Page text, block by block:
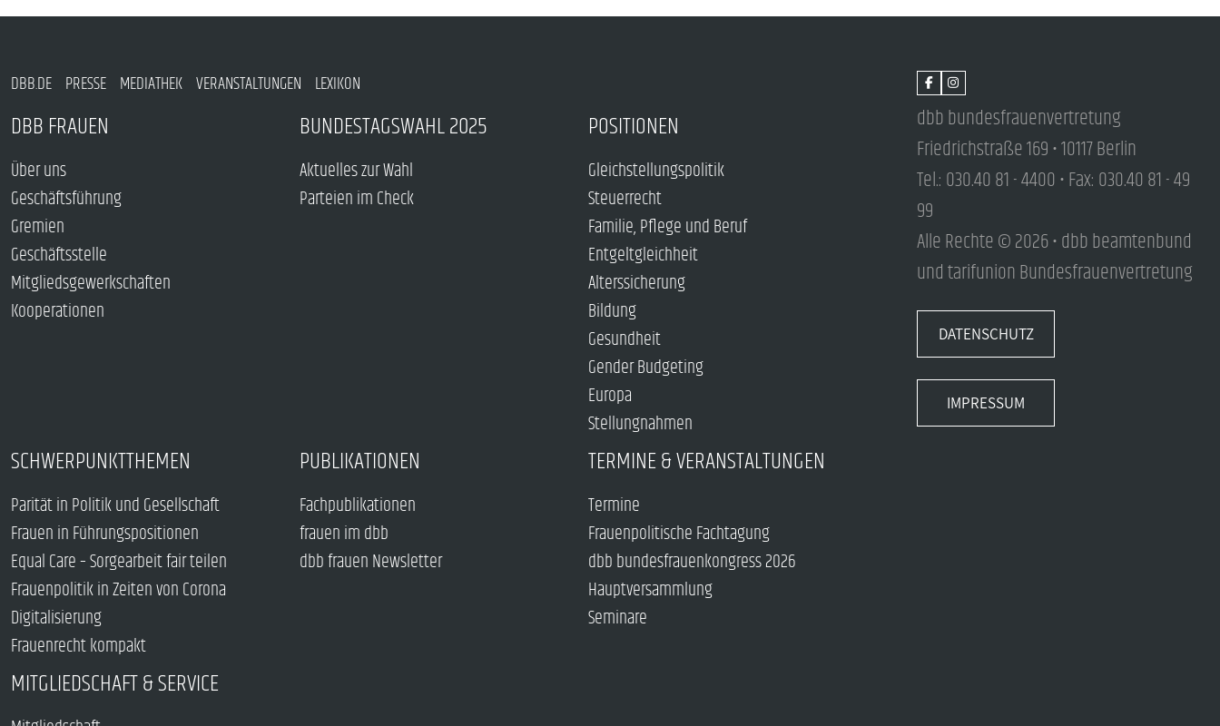
DBB.DE PRESSE MEDIATHEK VERANSTALTUNGEN LEXIKON
DBB FRAUEN
Über uns
Geschäftsführung
Gremien
Geschäftsstelle
Mitgliedsgewerkschaften
Kooperationen
BUNDESTAGSWAHL 2025
Aktuelles zur Wahl
Parteien im Check
POSITIONEN
Gleichstellungspolitik
Steuerrecht
Familie, Pflege und Beruf
Entgeltgleichheit
Alterssicherung
Bildung
Gesundheit
Gender Budgeting
Europa
Stellungnahmen
SCHWERPUNKTTHEMEN
Parität in Politik und Gesellschaft
Frauen in Führungspositionen
Equal Care – Sorgearbeit fair teilen
Frauenpolitik in Zeiten von Corona
Digitalisierung
Frauenrecht kompakt
PUBLIKATIONEN
Fachpublikationen
frauen im dbb
dbb frauen Newsletter
TERMINE & VERANSTALTUNGEN
Termine
Frauenpolitische Fachtagung
dbb bundesfrauenkongress 2026
Hauptversammlung
Seminare
MITGLIEDSCHAFT & SERVICE
dbb bundesfrauenvertretung
Friedrichstraße 169 • 10117 Berlin
Tel.: 030.40 81 - 4400 • Fax: 030.40 81 - 49
99
Alle Rechte © 2026 • dbb beamtenbund
und tarifunion Bundesfrauenvertretung
DATENSCHUTZ
IMPRESSUM